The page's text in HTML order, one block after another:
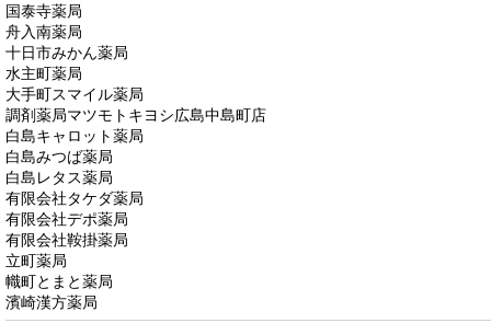
国泰寺薬局
舟入南薬局
十日市みかん薬局
水主町薬局
大手町スマイル薬局
調剤薬局マツモトキヨシ広島中島町店
白島キャロット薬局
白島みつば薬局
白島レタス薬局
有限会社タケダ薬局
有限会社デポ薬局
有限会社鞍掛薬局
立町薬局
幟町とまと薬局
濱崎漢方薬局